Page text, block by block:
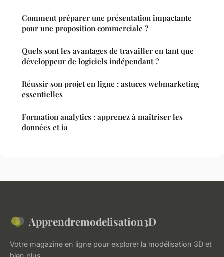
Comment préparer une présentation impactante
pour une proposition commerciale ?
Quels sont les avantages de travailler en tant que
développeur de logiciels indépendant ?
Réussir son projet en ligne : astuces webmarketing
essentielles
Formation analytics : apprenez à maîtriser les
données et ia
Apprendremodelisation3D
Votre magazine en ligne pour explorer la modélisation 3D et